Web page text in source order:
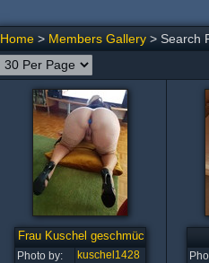
Home > Members Gallery > Search
Frau Kuschel geschmückt und bereit
Photo by:
kuschel1428